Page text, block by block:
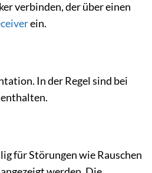
verbinden, der über einen
ein.
In der Regel sind bei
für Störungen wie Rauschen